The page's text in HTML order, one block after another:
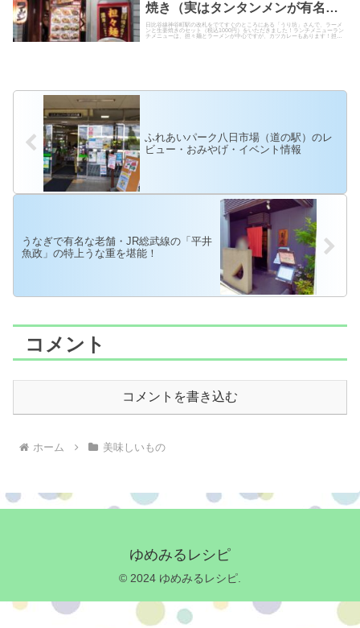
焼き（実はタンタンメンが有名ら
しい！）
日比谷線神谷町駅の改札をでてすぐのところにある「うり坊」さんで、ラーメ
ンと生姜焼きのセット（税込1000円）をいただきました！ランチメニューラン
チメニューは、担々麺とラーメンが中心ですが、カツカレーもあります！担々
麺 1000円（税込み）黒...
ふれあいパーク八日市場（道の駅）のレ
ビュー・おみやげ・イベント情報
うなぎで有名な老舗・JR総武線の「平井
魚政」の特上うな重を堪能！
コメント
コメントを書き込む
ホーム 美味しいもの
ゆめみるレシピ
© 2024 ゆめみるレシピ.